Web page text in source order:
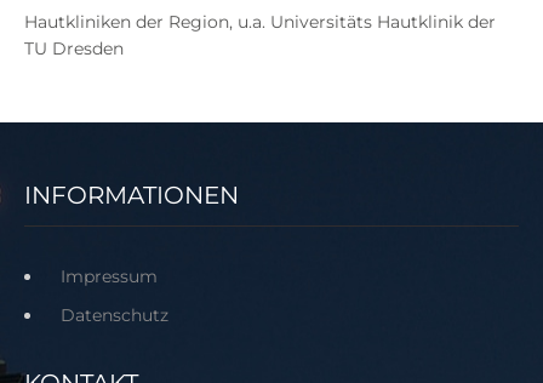
Hautkliniken der Region, u.a. Universitäts Hautklinik der
TU Dresden
INFORMATIONEN
Impressum
Datenschutz